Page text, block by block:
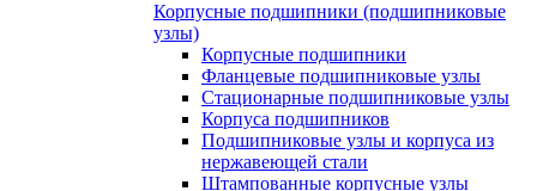
Корпусные подшипники (подшипниковые
узлы)
Корпусные подшипники
Фланцевые подшипниковые узлы
Стационарные подшипниковые узлы
Корпуса подшипников
Подшипниковые узлы и корпуса из
нержавеющей стали
Штампованные корпусные узлы